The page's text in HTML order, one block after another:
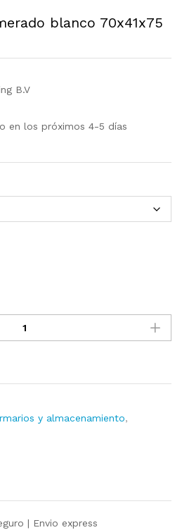
blanco 70x41x75
B.V
en los próximos 4-5 días
y almacenamiento,
| Envio express